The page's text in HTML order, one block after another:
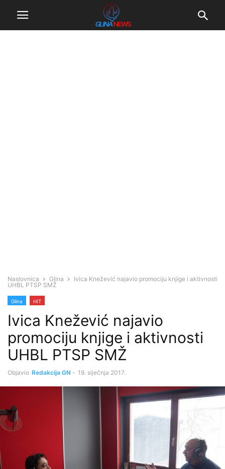
Naslovnica Glina
Ivica Knežević najavio promociju knjige i aktivnosti
UHBL PTSP SMŽ
Glina HIT
Ivica Knežević najavio
promociju knjige i aktivnosti
UHBL PTSP SMŽ
Objavio Redakcija GN - 19. siječnja 2017.